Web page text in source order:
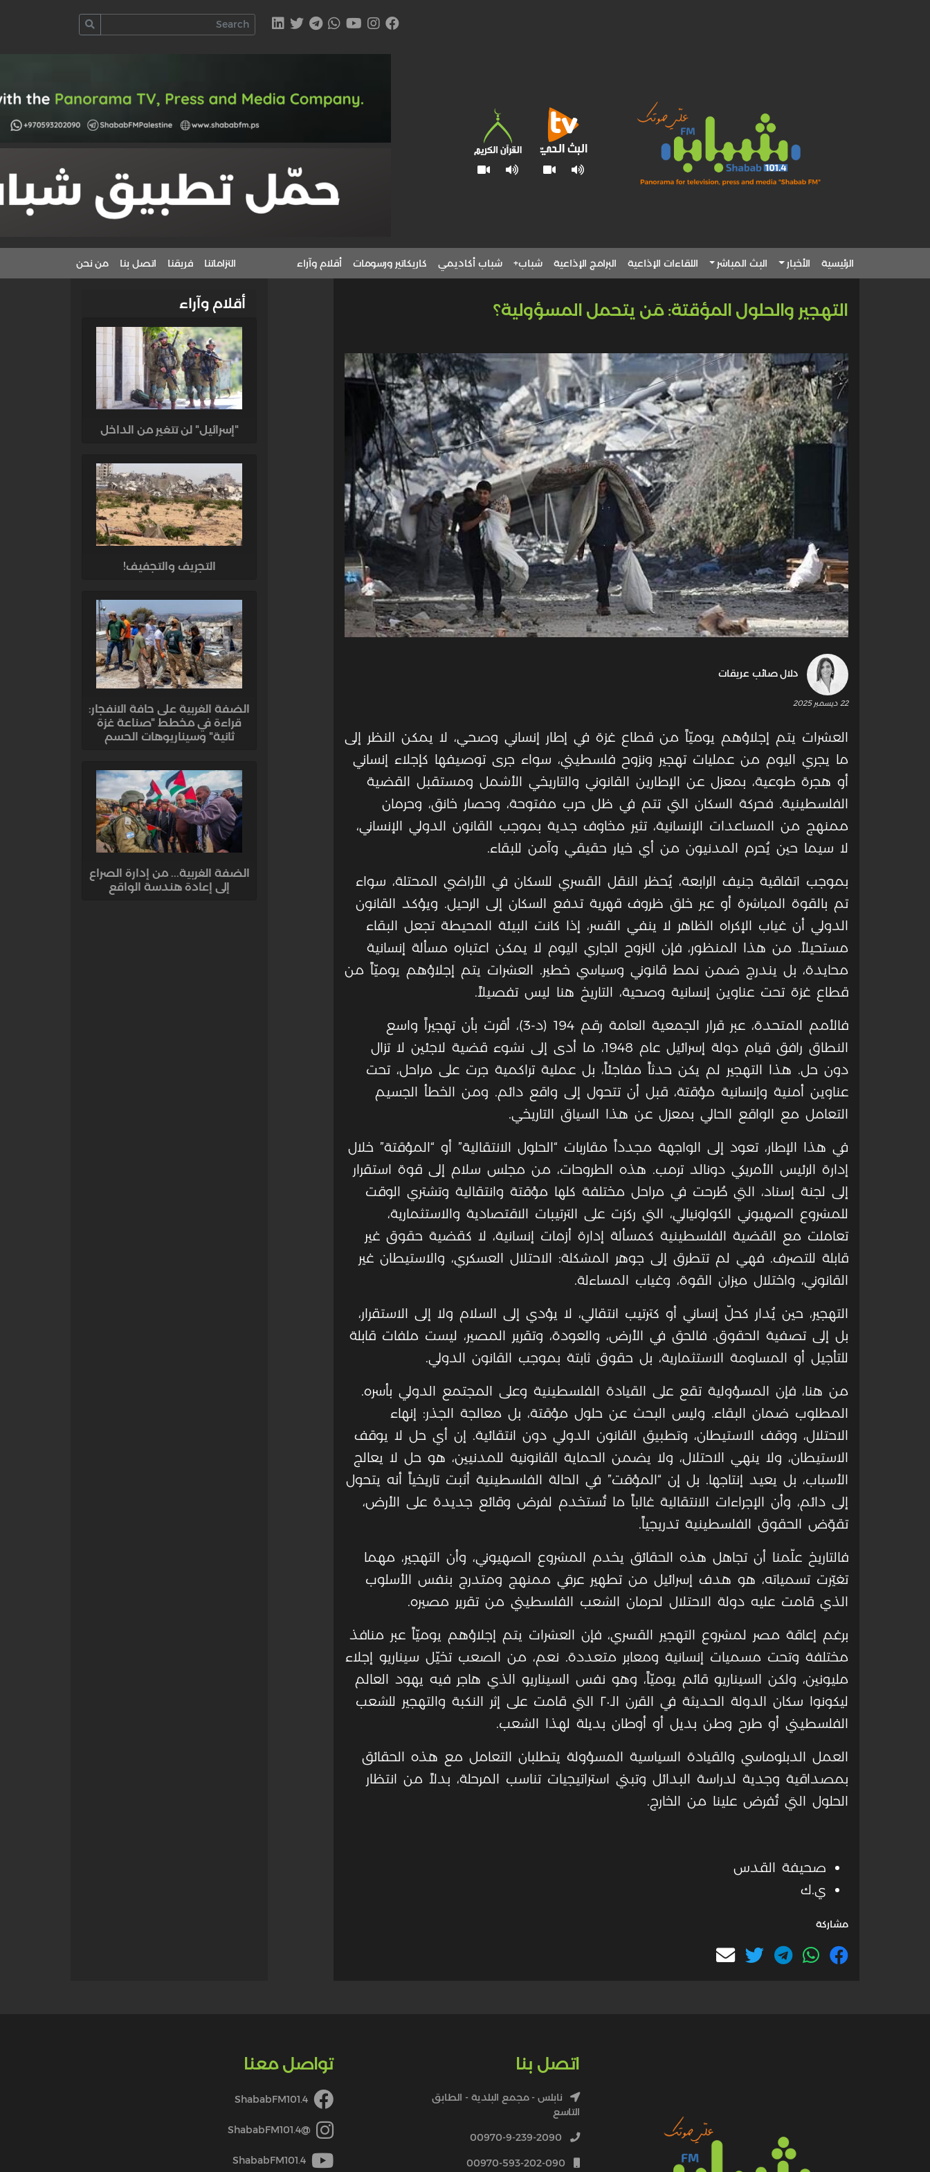
الرئيسية الأخبار البث المباشر اللقاءات الإذاعية البرامج الإذاعية شباب+ شباب أكاديمي كاريكاتير ورسومات أقلام وآراء التزاماتنا فريقنا اتصل بنا من نحن
التهجير والحلول المؤقتة: مَن يتحمل المسؤولية؟
دلال صائب عريقات
22 ديسمبر 2025
العشرات يتم إجلاؤهم يوميّاً من قطاع غزة في إطار إنساني وصحي، لا يمكن النظر إلى
ما يجري اليوم من عمليات تهجير ونزوح فلسطيني، سواء جرى توصيفها كإجلاء إنساني
أو هجرة طوعية، بمعزل عن الإطارين القانوني والتاريخي الأشمل ومستقبل القضية
الفلسطينية. فحركة السكان التي تتم في ظل حرب مفتوحة، وحصار خانق، وحرمان
ممنهج من المساعدات الإنسانية، تثير مخاوف جدية بموجب القانون الدولي الإنساني،
لا سيما حين يُحرم المدنيون من أي خيار حقيقي وآمن للبقاء.
بموجب اتفاقية جنيف الرابعة، يُحظر النقل القسري للسكان في الأراضي المحتلة، سواء
تم بالقوة المباشرة أو عبر خلق ظروف قهرية تدفع السكان إلى الرحيل. ويؤكد القانون
الدولي أن غياب الإكراه الظاهر لا ينفي القسر، إذا كانت البيئة المحيطة تجعل البقاء
مستحيلاً. من هذا المنظور، فإن النزوح الجاري اليوم لا يمكن اعتباره مسألة إنسانية
محايدة، بل يندرج ضمن نمط قانوني وسياسي خطير. العشرات يتم إجلاؤهم يوميّاً من
قطاع غزة تحت عناوين إنسانية وصحية، التاريخ هنا ليس تفصيلاً.
فالأمم المتحدة، عبر قرار الجمعية العامة رقم 194 (د-3)، أقرت بأن تهجيراً واسع
النطاق رافق قيام دولة إسرائيل عام 1948، ما أدى إلى نشوء قضية لاجئين لا تزال
دون حل. هذا التهجير لم يكن حدثاً مفاجئاً، بل عملية تراكمية جرت على مراحل، تحت
عناوين أمنية وإنسانية مؤقتة، قبل أن تتحول إلى واقع دائم. ومن الخطأ الجسيم
التعامل مع الواقع الحالي بمعزل عن هذا السياق التاريخي.
في هذا الإطار، تعود إلى الواجهة مجدداً مقاربات “الحلول الانتقالية” أو “المؤقتة” خلال
إدارة الرئيس الأمريكي دونالد ترمب. هذه الطروحات، من مجلس سلام إلى قوة استقرار
إلى لجنة إسناد، التي طُرحت في مراحل مختلفة كلها مؤقتة وانتقالية وتشتري الوقت
للمشروع الصهيوني الكولونيالي، التي ركزت على الترتيبات الاقتصادية والاستثمارية،
تعاملت مع القضية الفلسطينية كمسألة إدارة أزمات إنسانية، لا كقضية حقوق غير
قابلة للتصرف. فهي لم تتطرق إلى جوهر المشكلة: الاحتلال العسكري، والاستيطان غير
القانوني، واختلال ميزان القوة، وغياب المساءلة.
التهجير، حين يُدار كحلّ إنساني أو كترتيب انتقالي، لا يؤدي إلى السلام ولا إلى الاستقرار،
بل إلى تصفية الحقوق. فالحق في الأرض، والعودة، وتقرير المصير، ليست ملفات قابلة
للتأجيل أو المساومة الاستثمارية، بل حقوق ثابتة بموجب القانون الدولي.
من هنا، فإن المسؤولية تقع على القيادة الفلسطينية وعلى المجتمع الدولي بأسره.
المطلوب ضمان البقاء. وليس البحث عن حلول مؤقتة، بل معالجة الجذر: إنهاء
الاحتلال، ووقف الاستيطان، وتطبيق القانون الدولي دون انتقائية. إن أي حل لا يوقف
الاستيطان، ولا ينهي الاحتلال، ولا يضمن الحماية القانونية للمدنيين، هو حل لا يعالج
الأسباب، بل يعيد إنتاجها. بل إن “المؤقت” في الحالة الفلسطينية أثبت تاريخياً أنه يتحول
إلى دائم، وأن الإجراءات الانتقالية غالباً ما تُستخدم لفرض وقائع جديدة على الأرض،
تقوّض الحقوق الفلسطينية تدريجياً.
فالتاريخ علّمنا أن تجاهل هذه الحقائق يخدم المشروع الصهيوني، وأن التهجير، مهما
تغيّرت تسمياته، هو هدف إسرائيل من تطهير عرقي ممنهج ومتدرج بنفس الأسلوب
الذي قامت عليه دولة الاحتلال لحرمان الشعب الفلسطيني من تقرير مصيره.
برغم إعاقة مصر لمشروع التهجير القسري، فإن العشرات يتم إجلاؤهم يوميّاً عبر منافذ
مختلفة وتحت مسميات إنسانية ومعابر متعددة. نعم، من الصعب تخيّل سيناريو إجلاء
مليونين، ولكن السيناريو قائم يوميّاً، وهو نفس السيناريو الذي هاجر فيه يهود العالم
ليكونوا سكان الدولة الحديثة في القرن الـ٢٠ التي قامت على إثر النكبة والتهجير للشعب
الفلسطيني أو طرح وطن بديل أو أوطان بديلة لهذا الشعب.
العمل الدبلوماسي والقيادة السياسية المسؤولة يتطلبان التعامل مع هذه الحقائق
بمصداقية وجدية لدراسة البدائل وتبني استراتيجيات تناسب المرحلة، بدلاً من انتظار
الحلول التي تُفرض علينا من الخارج.
صحيفة القدس
ي.ك
مشاركة
أقلام وآراء
"إسرائيل" لن تتغير من الداخل
التجريف والتجفيف!
الضفة الغربية على حافة الانفجار:
قراءة في مخطط "صناعة غزة
ثانية" وسيناريوهات الحسم
الضفة الغربية... من إدارة الصراع
إلى إعادة هندسة الواقع
اتصل بنا
نابلس - مجمع البلدية - الطابق
التاسع
00970-9-239-2090
00970-593-202-090
تواصل معنا
ShababFM101.4
@ShababFM101.4
ShababFM101.4